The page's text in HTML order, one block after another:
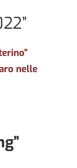
nelle